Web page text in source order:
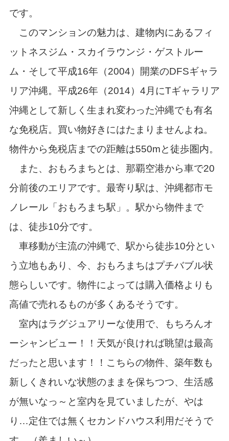
です。
このマンションの魅力は、建物内にあるフィ
ットネスジム・スカイラウンジ・ゲストルー
ム・そして平成16年（2004）開業のDFSギャラ
リア沖縄。平成26年（2014）4月にTギャラリア
沖縄として新しく生まれ変わった沖縄でも有名
な免税店。買い物好きにはたまりませんよね。
物件から免税店までの距離は550mと徒歩圏内。
また、おもろまちとは、那覇空港から車で20
分前後のエリアです。最寄り駅は、沖縄都市モ
ノレール「おもろまち駅」。駅から物件まで
は、徒歩10分です。
車移動が主流の沖縄で、駅から徒歩10分とい
う立地もあり、今、おもろまちはプチバブル状
態らしいです。物件によっては購入価格よりも
高値で売れるものが多くあるそうです。
室内はラグジュアリーな使用で、もちろんオ
ーシャンビュー！！天気が良ければ眺望は最高
だったと思います！！こちらの物件、築年数も
新しくきれいな状態のままを保ちつつ、生活感
が無いなっ～と室内を見ていましたが、やは
り…定住では無くセカンドハウス利用だそうで